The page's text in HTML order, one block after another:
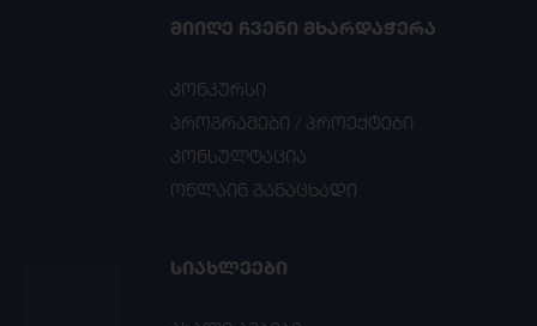
ᲛᲘᲘᲦᲔ ᲩᲕᲔᲜᲘ ᲛᲮᲐᲠᲓᲐᲭᲔᲠᲐ
კონკურსი
პროგრამები / პროექტები
კონსულტაცია
ონლაინ განაცხადი
ᲡᲘᲐᲮᲚᲔᲔᲑᲘ